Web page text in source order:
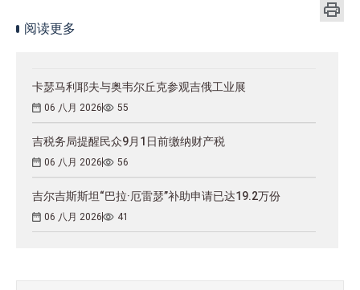
阅读更多
卡瑟马利耶夫与奥韦尔丘克参观吉俄工业展
06 八月 2026 55
吉税务局提醒民众9月1日前缴纳财产税
06 八月 2026 56
吉尔吉斯斯坦“巴拉·厄雷瑟”补助申请已达19.2万份
06 八月 2026 41